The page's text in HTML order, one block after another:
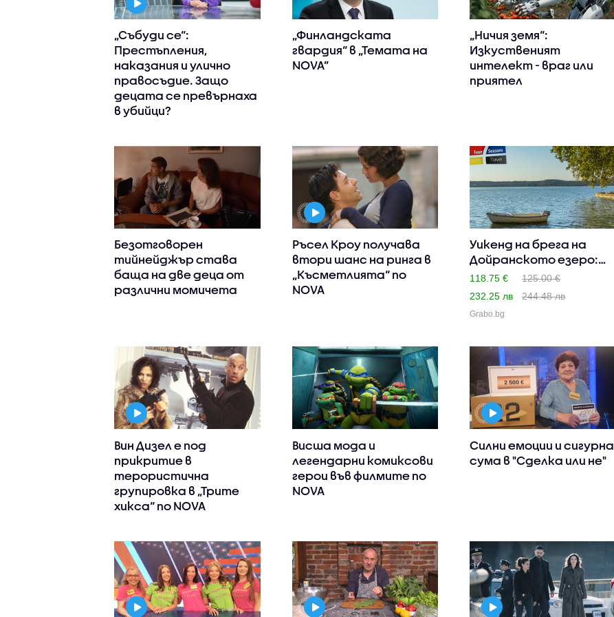
„Събуди се“:
Престъпления,
наказания и улично
правосъдие. Защо
децата се превърнаха
в убийци?
„Финландската
гвардия“ в „Темата на
NOVA”
„Ничия земя“:
Изкуственият
интелект - враг или
приятел
Безотговорен
тийнейджър става
баща на две деца от
различни момичета
Ръсел Кроу получава
втори шанс на ринга в
„Късметлията“ по
NOVA
Уикенд на брега на
Дойранското езеро:
Нощувк..
118.75 €
125.00 €
232.25 лв
244.48 лв
Grabo.bg
Вин Дизел е под
прикритие в
терористична
групировка в „Трите
хикса“ по NOVA
Висша мода и
легендарни комиксови
герои във филмите по
NOVA
Силни емоции и сигурна
сума в "Сделка или не"